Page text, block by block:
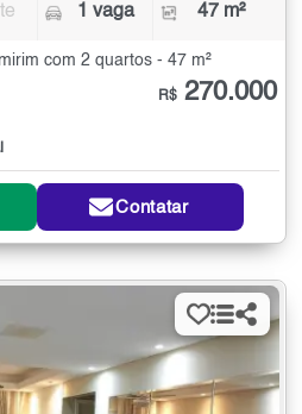
1 vaga 47 m²
com 2 quartos - 47 m²
R$ 270.000
Contatar